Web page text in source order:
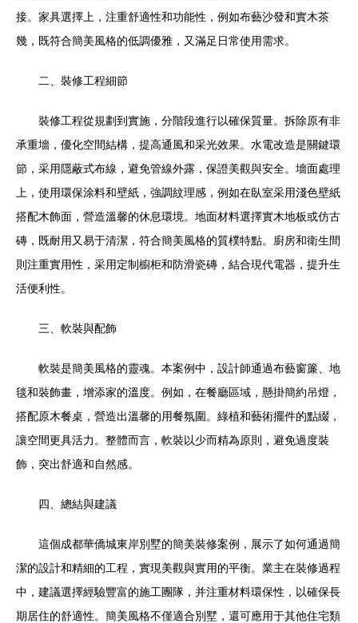
接。家具選擇上，注重舒適性和功能性，例如布藝沙發和實木茶
幾，既符合簡美風格的低調優雅，又滿足日常使用需求。
二、裝修工程細節
裝修工程從規劃到實施，分階段進行以確保質量。拆除原有非
承重墻，優化空間結構，提高通風和采光效果。水電改造是關鍵環
節，采用隱蔽式布線，避免管線外露，保證美觀與安全。墻面處理
上，使用環保涂料和壁紙，強調紋理感，例如在臥室采用淺色壁紙
搭配木飾面，營造溫馨的休息環境。地面材料選擇實木地板或仿古
磚，既耐用又易于清潔，符合簡美風格的質樸特點。廚房和衛生間
則注重實用性，采用定制櫥柜和防滑瓷磚，結合現代電器，提升生
活便利性。
三、軟裝與配飾
軟裝是簡美風格的靈魂。本案例中，設計師通過布藝窗簾、地
毯和裝飾畫，增添家的溫度。例如，在餐廳區域，懸掛簡約吊燈，
搭配原木餐桌，營造出溫馨的用餐氛圍。綠植和藝術擺件的點綴，
讓空間更具活力。整體而言，軟裝以少而精為原則，避免過度裝
飾，突出舒適和自然感。
四、總結與建議
這個成都華僑城東岸別墅的簡美裝修案例，展示了如何通過簡
潔的設計和精細的工程，實現美觀與實用的平衡。業主在裝修過程
中，建議選擇經驗豐富的施工團隊，并注重材料環保性，以確保長
期居住的舒適性。簡美風格不僅適合別墅，還可應用于其他住宅類